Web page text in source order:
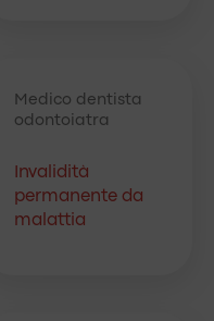
Medico dentista
odontoiatra
Invalidità
permanente da
malattia